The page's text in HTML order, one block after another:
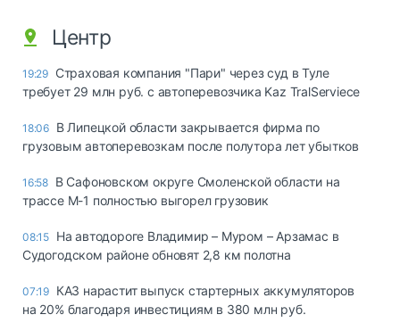
Центр
19:29 Страховая компания "Пари" через суд в Туле
требует 29 млн руб. с автоперевозчика Kaz TralServiece
18:06 В Липецкой области закрывается фирма по
грузовым автоперевозкам после полутора лет убытков
16:58 В Сафоновском округе Смоленской области на
трассе М-1 полностью выгорел грузовик
08:15 На автодороге Владимир – Муром – Арзамас в
Судогодском районе обновят 2,8 км полотна
07:19 КАЗ нарастит выпуск стартерных аккумуляторов
на 20% благодаря инвестициям в 380 млн руб.